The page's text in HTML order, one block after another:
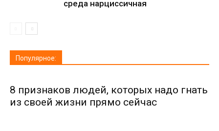
среда нарциссичная
Популярное:
8 признаков людей, которых надо гнать
из своей жизни прямо сейчас